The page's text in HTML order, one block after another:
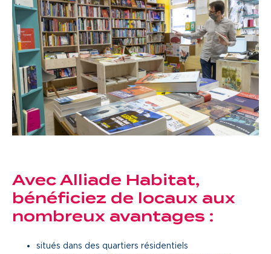
Services aux habitants
Innovation
Qui sommes-nous
Notre vision
Notre projet d’entreprise
Notre histoire
Avec Alliade Habitat,
bénéficiez de locaux aux
nombreux avantages :
situés dans des quartiers résidentiels